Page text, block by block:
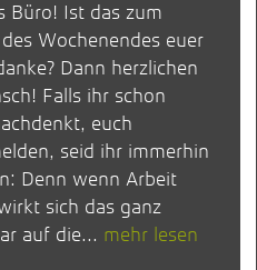
Büro! Ist das zum
Wochenendes euer
Dann herzlichen
Falls ihr schon
euch
seid ihr immerhin
Denn wenn Arbeit
sich das ganz
auf die... mehr lesen